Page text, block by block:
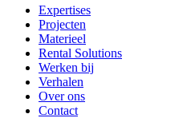
Expertises
Projecten
Materieel
Rental Solutions
Werken bij
Verhalen
Over ons
Contact